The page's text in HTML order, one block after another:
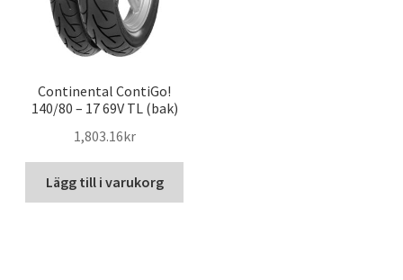
Continental ContiGo!
140/80 – 17 69V TL (bak)
1,803.16kr
Lägg till i varukorg